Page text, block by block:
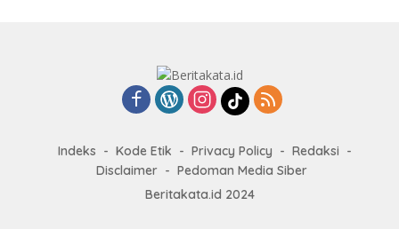
Indeks Kode Etik Privacy Policy
Redaksi
Disclaimer
Pedoman Media Siber
Beritakata.id 2024